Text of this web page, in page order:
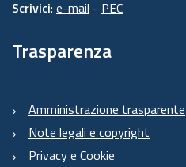
Scrivici: e-mail - PEC
Trasparenza
Amministrazione trasparente
Note legali e copyright
Privacy e Cookie